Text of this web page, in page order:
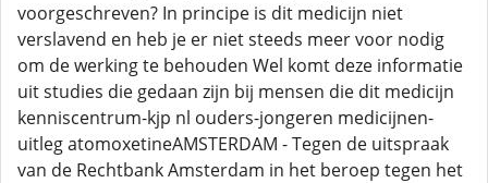
voorgeschreven? In principe is dit medicijn niet
verslavend en heb je er niet steeds meer voor nodig
om de werking te behouden Wel komt deze informatie
uit studies die gedaan zijn bij mensen die dit medicijn
kenniscentrum-kjp nl ouders-jongeren medicijnen-
uitleg atomoxetineAMSTERDAM - Tegen de uitspraak
van de Rechtbank Amsterdam in het beroep tegen het